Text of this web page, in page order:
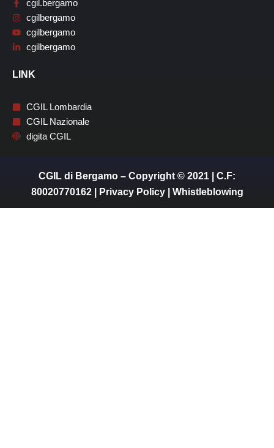
cgil.bergamo
cgilbergamo
cgilbergamo
cgilbergamo
LINK
CGIL Lombardia
CGIL Nazionale
digita CGIL
CGIL di Bergamo – Copyright © 2021 | C.F:
80020770162 |
Privacy Policy| Whistleblowing